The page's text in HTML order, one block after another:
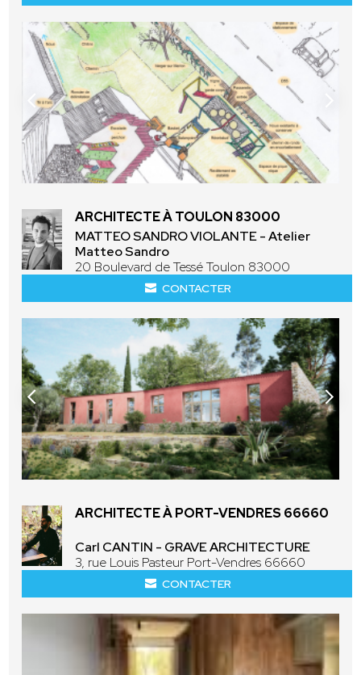
ARCHITECTE À TOULON 83000
MATTEO SANDRO VIOLANTE - Atelier
Matteo Sandro
20 Boulevard de Tessé Toulon 83000
CONTACTER
ARCHITECTE À PORT-VENDRES 66660
Carl CANTIN - GRAVE ARCHITECTURE
3, rue Louis Pasteur Port-Vendres 66660
CONTACTER